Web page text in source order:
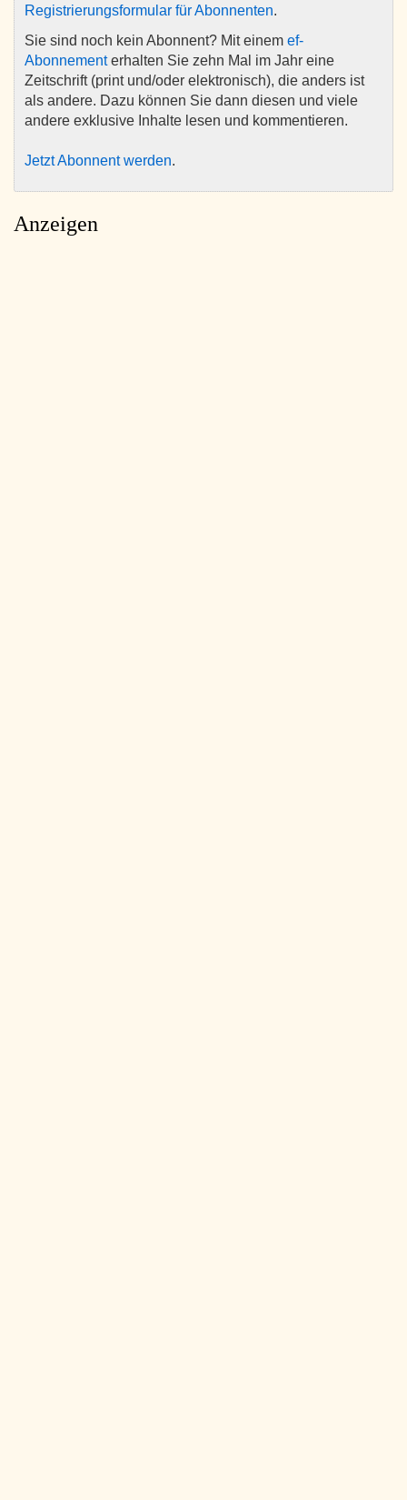
Registrierungsformular für Abonnenten.
Sie sind noch kein Abonnent? Mit einem ef-
Abonnementerhalten Sie zehn Mal im Jahr eine
Zeitschrift (print und/oder elektronisch), die anders ist
als andere. Dazu können Sie dann diesen und viele
andere exklusive Inhalte lesen und kommentieren.
Jetzt Abonnent werden.
Anzeigen